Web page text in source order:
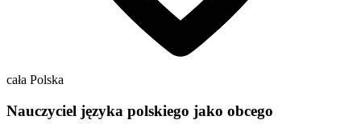
cała Polska
Nauczyciel języka polskiego jako obcego